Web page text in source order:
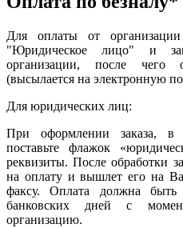
Для оплаты от
"Юридическое лицо" и
организации, после чего
(высылается на электронную
Для юридических лиц:
При оформлении заказа, в
поставьте флажок
реквизиты. После обработки
на оплату и вышлет его на
факсу. Оплата должна быть
банковских дней с
организацию.